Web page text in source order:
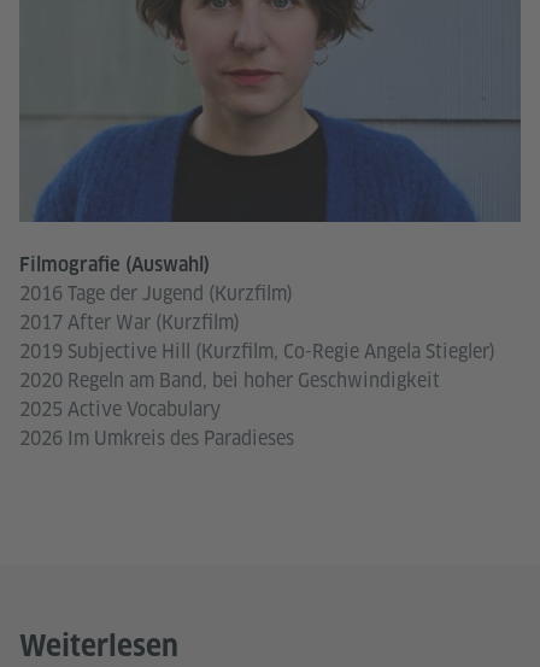
Filmografie (Auswahl)
2016 Tage der Jugend (Kurzfilm)
2017 After War (Kurzfilm)
2019 Subjective Hill (Kurzfilm, Co-Regie Angela Stiegler)
2020 Regeln am Band, bei hoher Geschwindigkeit
2025 Active Vocabulary
2026 Im Umkreis des Paradieses
Weiterlesen